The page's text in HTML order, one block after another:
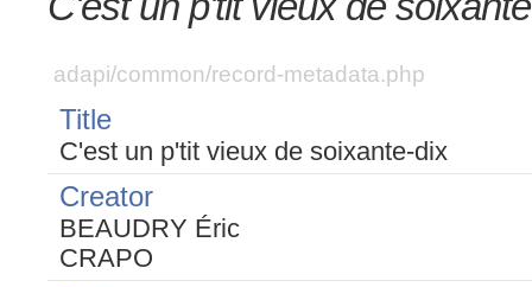
adapi/common/record-metadata.php
Title
C'est un p'tit vieux de soixante-dix
Creator
BEAUDRY Éric
CRAPO